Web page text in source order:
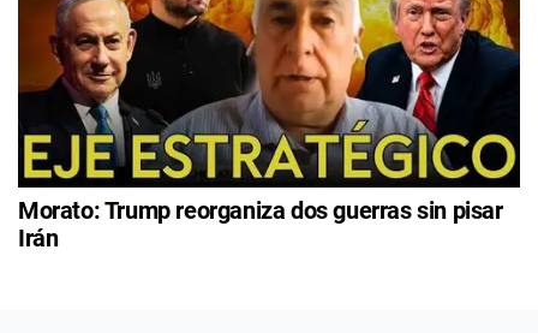
Morato: Trump reorganiza dos guerras sin pisar
Irán